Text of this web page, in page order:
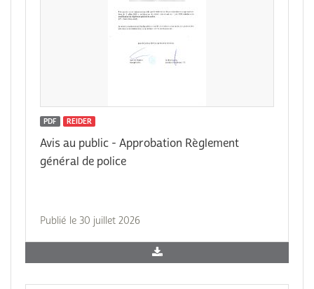
PDF REIDER
Avis au public - Approbation Règlement
général de police
Publié le 30 juillet 2026